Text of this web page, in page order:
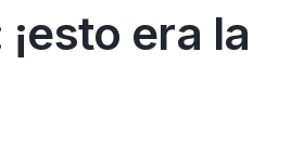
era la